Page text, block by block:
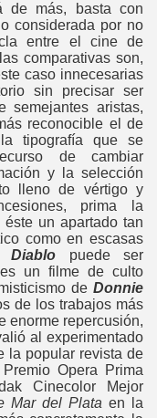
de más, basta con
considerada por no
entre el cine de
comparativas son,
caso innecesarias
sin precisar ser
semejantes aristas,
reconocible el de
tipografía que se
de cambiar
y la selección
lleno de vértigo y
prima la
un apartado tan
como en escasas
Diablo puede ser
un filme de culto
de Donnie
de los trabajos más
enorme repercusión,
al experimentado
la popular revista de
Opera Prima
Cinecolor Mejor
Mar del Plata en la